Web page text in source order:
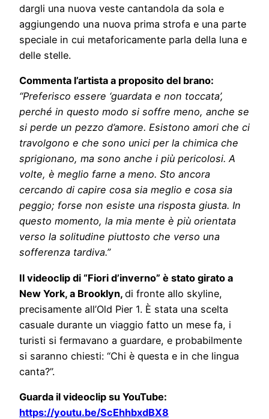
dargli una nuova veste cantandola da sola e
aggiungendo una nuova prima strofa e una parte
speciale in cui metaforicamente parla della luna e
delle stelle.
Commenta l’artista a proposito del brano:
“Preferisco essere ‘guardata e non toccata’,
perché in questo modo si soffre meno, anche se
si perde un pezzo d’amore. Esistono amori che ci
travolgono e che sono unici per la chimica che
sprigionano, ma sono anche i più pericolosi. A
volte, è meglio farne a meno. Sto ancora
cercando di capire cosa sia meglio e cosa sia
peggio; forse non esiste una risposta giusta. In
questo momento, la mia mente è più orientata
verso la solitudine piuttosto che verso una
sofferenza tardiva.”
Il videoclip di “Fiori d’inverno” è stato girato a
New York, a Brooklyn, di fronte allo skyline,
precisamente all’Old Pier 1. È stata una scelta
casuale durante un viaggio fatto un mese fa, i
turisti si fermavano a guardare, e probabilmente
si saranno chiesti: “Chi è questa e in che lingua
canta?”.
Guarda il videoclip su YouTube:
https://youtu.be/ScEhhbxdBX8